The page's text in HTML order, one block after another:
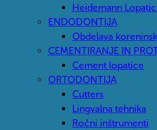
Heidemann
ENDODONTIJA
Obdelava
CEMENTIRANJE IN
Cement lopatice
ORTODONTIJA
Cutters
Lingvalna tehnika
Ročni inštrumenti